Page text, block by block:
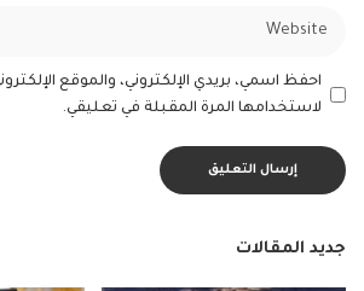
احفظ اسمي، بريدي الإلكتروني، والموقع
لاستخدامها المرة المقبلة في تعليقي.
جديد المقالات